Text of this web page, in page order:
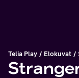
Telia Play Elokuvat